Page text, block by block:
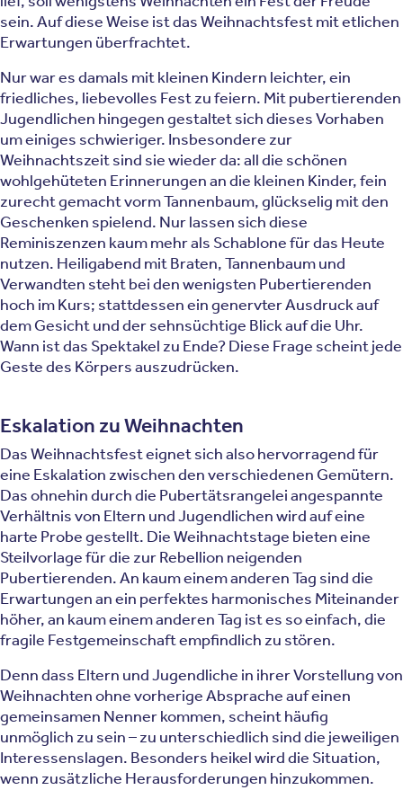
sein. Auf diese Weise ist das Weihnachtsfest mit etlichen
Erwartungen überfrachtet.
Nur war es damals mit kleinen Kindern leichter, ein
friedliches, liebevolles Fest zu feiern. Mit pubertierenden
Jugendlichen hingegen gestaltet sich dieses Vorhaben
um einiges schwieriger. Insbesondere zur
Weihnachtszeit sind sie wieder da: all die schönen
wohlgehüteten Erinnerungen an die kleinen Kinder, fein
zurecht gemacht vorm Tannenbaum, glückselig mit den
Geschenken spielend. Nur lassen sich diese
Reminiszenzen kaum mehr als Schablone für das Heute
nutzen. Heiligabend mit Braten, Tannenbaum und
Verwandten steht bei den wenigsten Pubertierenden
hoch im Kurs; stattdessen ein genervter Ausdruck auf
dem Gesicht und der sehnsüchtige Blick auf die Uhr.
Wann ist das Spektakel zu Ende? Diese Frage scheint jede
Geste des Körpers auszudrücken.
Eskalation zu Weihnachten
Das Weihnachtsfest eignet sich also hervorragend für
eine Eskalation zwischen den verschiedenen Gemütern.
Das ohnehin durch die Pubertätsrangelei angespannte
Verhältnis von Eltern und Jugendlichen wird auf eine
harte Probe gestellt. Die Weihnachtstage bieten eine
Steilvorlage für die zur Rebellion neigenden
Pubertierenden. An kaum einem anderen Tag sind die
Erwartungen an ein perfektes harmonisches Miteinander
höher, an kaum einem anderen Tag ist es so einfach, die
fragile Festgemeinschaft empfindlich zu stören.
Denn dass Eltern und Jugendliche in ihrer Vorstellung von
Weihnachten ohne vorherige Absprache auf einen
gemeinsamen Nenner kommen, scheint häufig
unmöglich zu sein – zu unterschiedlich sind die jeweiligen
Interessenslagen. Besonders heikel wird die Situation,
wenn zusätzliche Herausforderungen hinzukommen.